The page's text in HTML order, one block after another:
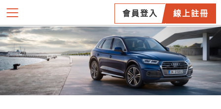
會員登入 線上註冊